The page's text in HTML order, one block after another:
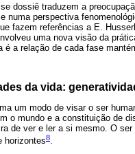
dossiê traduzem a
numa perspectiva
fazem referências a E.
uma nova visão da
a relação de cada fase
da vida:
um modo de visar o ser
o mundo e a constituição de
de ver e ler a si mesmo. O
horizontes8.